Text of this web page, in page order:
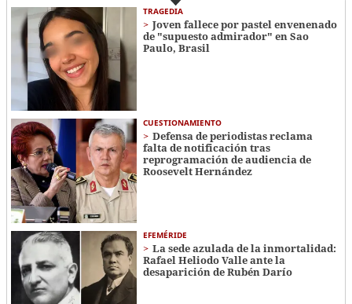
TRAGEDIA
Joven fallece por pastel envenenado
de "supuesto admirador" en Sao
Paulo, Brasil
CUESTIONAMIENTO
Defensa de periodistas reclama
falta de notificación tras
reprogramación de audiencia de
Roosevelt Hernández
EFEMÉRIDE
La sede azulada de la inmortalidad:
Rafael Heliodo Valle ante la
desaparición de Rubén Darío